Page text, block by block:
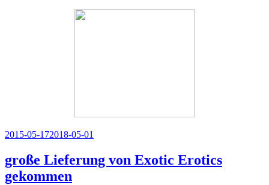
Veröffentlicht
2015-05-172018-05-01
große Lieferung von Exotic Erotics
gekommen